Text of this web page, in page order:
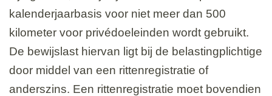
kalenderjaarbasis voor niet meer dan 500
kilometer voor privédoeleinden wordt gebruikt.
De bewijslast hiervan ligt bij de belastingplichtige
door middel van een rittenregistratie of
anderszins. Een rittenregistratie moet bovendien